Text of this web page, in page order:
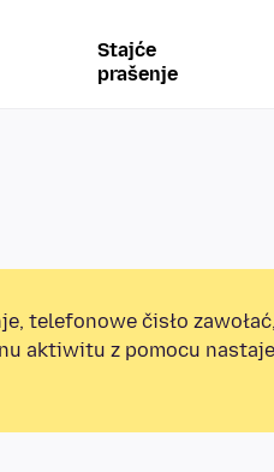
Stajće
prašenje
telefonowe čisło
aktiwitu z pomocu